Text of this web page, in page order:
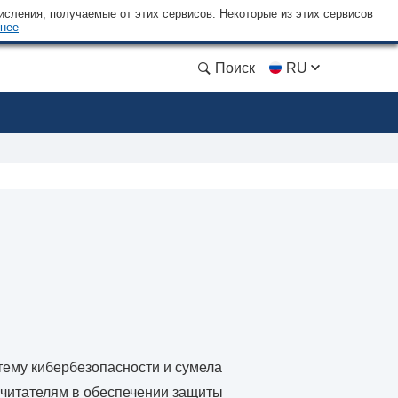
получаемые от этих сервисов. Некоторые из этих сервисов
Поиск RU
кибербезопасности и сумела
в обеспечении защиты